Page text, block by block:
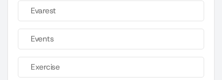
Evarest
Events
Exercise